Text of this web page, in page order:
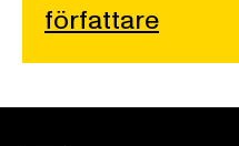
författare